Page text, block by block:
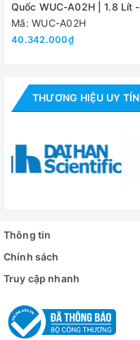
Quốc WUC-A02H | 1.8 Lít -
Kiểu Cơ
Mã: WUC-A02H
40.342.000₫
THƯƠNG HIỆU UY TÍN
Thông tin
Chính sách
Truy cập nhanh